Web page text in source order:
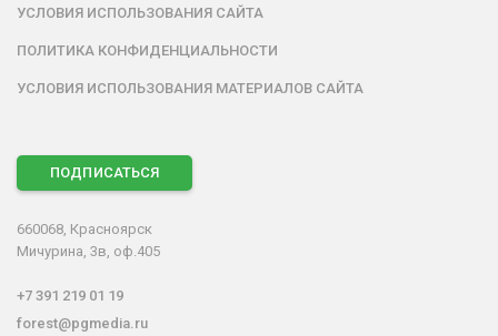
УСЛОВИЯ ИСПОЛЬЗОВАНИЯ САЙТА
ПОЛИТИКА КОНФИДЕНЦИАЛЬНОСТИ
УСЛОВИЯ ИСПОЛЬЗОВАНИЯ МАТЕРИАЛОВ САЙТА
ПОДПИСАТЬСЯ
660068, Красноярск
Мичурина, 3в, оф.405
+7 391 219 01 19
forest@pgmedia.ru